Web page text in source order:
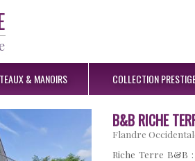
& MANOIRS COLLECTION
B&B RICHE
Flandre
Riche Terre B&B